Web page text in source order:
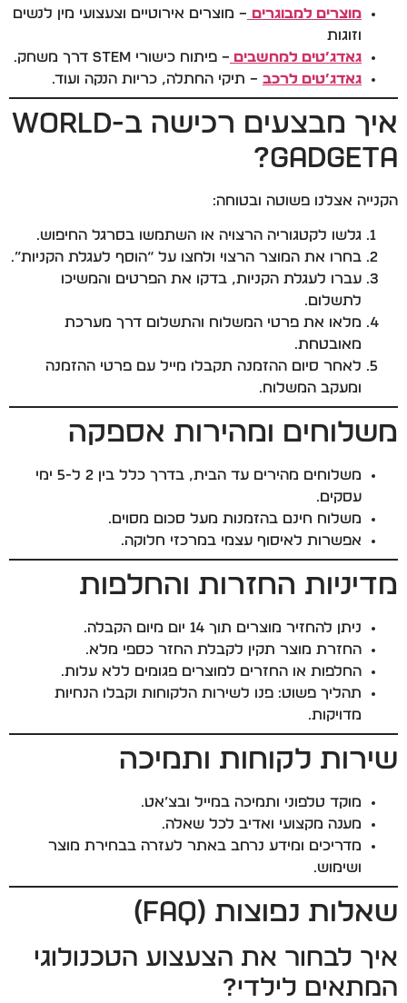
מוצרים למבוגרים – מוצרים אירוטיים וצעצועי מין לנשים
וזוגות
גאדג’טים למחשבים – פיתוח כישורי STEM דרך משחק.
גאדג’טים לרכב – תיקי החתלה, כריות הנקה ועוד.
איך מבצעים רכישה ב-World
Gadgeta?
הקנייה אצלנו פשוטה ובטוחה:
גלשו לקטגוריה הרצויה או השתמשו בסרגל החיפוש.
בחרו את המוצר הרצוי ולחצו על “הוסף לעגלת הקניות”.
עברו לעגלת הקניות, בדקו את הפרטים והמשיכו
לתשלום.
מלאו את פרטי המשלוח והתשלום דרך מערכת
מאובטחת.
לאחר סיום ההזמנה תקבלו מייל עם פרטי ההזמנה
ומעקב המשלוח.
משלוחים ומהירות אספקה
משלוחים מהירים עד הבית, בדרך כלל בין 2 ל-5 ימי
עסקים.
משלוח חינם בהזמנות מעל סכום מסוים.
אפשרות לאיסוף עצמי במרכזי חלוקה.
מדיניות החזרות והחלפות
ניתן להחזיר מוצרים תוך 14 יום מיום הקבלה.
החזרת מוצר תקין לקבלת החזר כספי מלא.
החלפות או החזרים למוצרים פגומים ללא עלות.
תהליך פשוט: פנו לשירות הלקוחות וקבלו הנחיות
מדויקות.
שירות לקוחות ותמיכה
מוקד טלפוני ותמיכה במייל ובצ’אט.
מענה מקצועי ואדיב לכל שאלה.
מדריכים ומידע נרחב באתר לעזרה בבחירת מוצר
ושימוש.
שאלות נפוצות (FAQ)
איך לבחור את הצעצוע הטכנולוגי
המתאים לילדי?